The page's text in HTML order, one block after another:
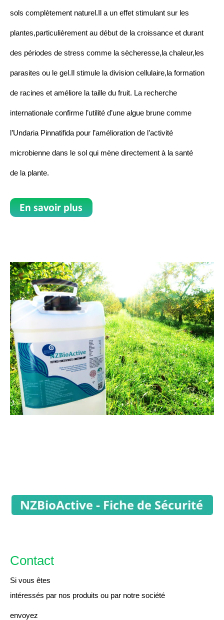
sols complètement naturel.Il a un effet stimulant sur les
plantes,particulièrement au début de la croissance et durant
des périodes de stress comme la sècheresse,la chaleur,les
parasites ou le gel.Il stimule la division cellulaire,la formation
de racines et améliore la taille du fruit. La recherche
internationale confirme l’utilité d’une algue brune comme
l’Undaria Pinnatifida pour l’amélioration de l’activité
microbienne dans le sol qui mène directement à la santé
de la plante.
Contact
Si vous êtes
intéressés par nos produits ou par notre société
envoyez